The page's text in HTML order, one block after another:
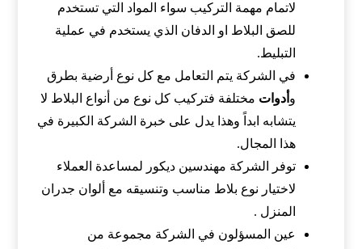
لاتمام مهمة التركيب سواء المواد التي تستخدم
للصق البلاط او الدفان الذي يستخدم في عملية
التبليط.
في الشركة يتم التعامل مع كل نوع أرضية بطرق
و أدوات مختلفة فتركيب كل نوع من أنواع البلاط لا
يتشابه ابداً وهذا يدل على خبرة الشركة الكبيرة في
هذا المجال.
توفر الشركة مهندسين ديكور لمساعدة العملاء
لاختيار نوع بلاط مناسب وتنسيقه مع ألوان جدران
المنزل .
عين المسؤلون في الشركة مجموعة من